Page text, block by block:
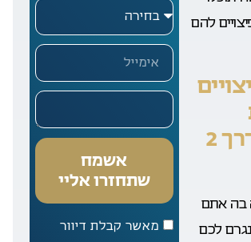
מאשר קבלת דיוור
אשמח
שתחזרו אליי
להם
רפואית דרך 2
בה אתם
לכם